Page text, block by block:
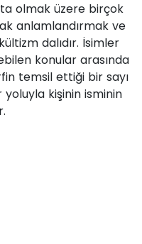
olmak üzere birçok
anlamlandırmak ve
dalıdır. İsimler
konular arasında
temsil ettiği bir sayı
kişinin isminin